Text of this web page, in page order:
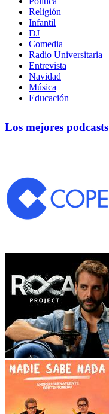
Religión
Infantil
DJ
Comedia
Radio Universitaria
Entrevista
Navidad
Música
Educación
Los mejores podcasts